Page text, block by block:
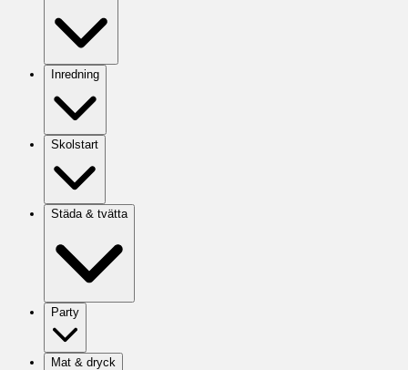
Inredning
Skolstart
Städa & tvätta
Party
Mat & dryck